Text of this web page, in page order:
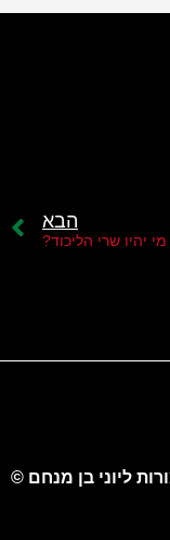
הבא
מי יהיו שרי הליכוד?
ליוני בן מנחם ©